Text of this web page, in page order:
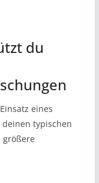
du
eines
deinen typischen
größere